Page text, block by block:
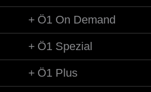
Ö1 On Demand
Ö1 Spezial
Ö1 Plus